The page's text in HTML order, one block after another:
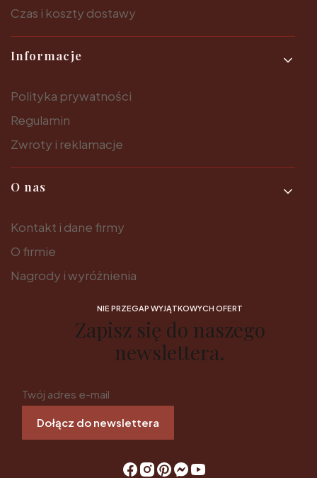
Czas i koszty dostawy
Informacje
Polityka prywatności
Regulamin
Zwroty i reklamacje
O nas
Kontakt i dane firmy
O firmie
Nagrody i wyróżnienia
NIE PRZEGAP WYJĄTKOWYCH OFERT
Zapisz się do naszego
newslettera.
Twój adres e-mail
Dołącz do newslettera